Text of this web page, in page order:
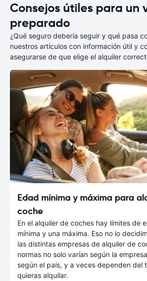
Consejos útiles para un
preparado
¿Qué seguro debería seguir y qué pasa
nuestros artículos con información útil y
asegurarse de que elige el alquiler
Edad mínima y máxima para
coche
En el alquiler de coches hay límites de
mínima y una máxima. Eso no lo
las distintas empresas de alquiler de
normas no solo varían según la
según el país, y a veces dependen del
quieras alquilar.